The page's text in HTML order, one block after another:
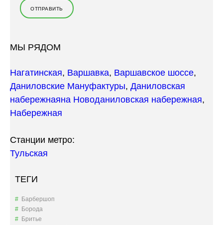
МЫ РЯДОМ
Нагатинская, Варшавка, Варшавское шоссе,
Даниловские Мануфактуры, Даниловская
набережнаяна Новоданиловская набережная,
Набережная
Станции метро:
Тульская
ТЕГИ
Барбершоп
Борода
Бритье